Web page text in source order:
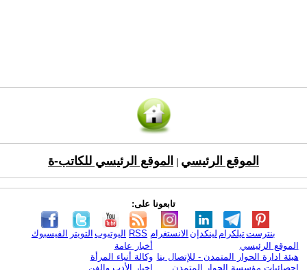
الموقع الرئيسي الموقع الرئيسي للكاتب-ة
تابعونا على:
الفيسبوك التويتر اليوتيوب RSS الانستغرام لينكدإن تيلكرامبنترست
الموقع الرئيسي
هيئة ادارة الحوار المتمدن - للإتصال بنا
إحصائيات مؤسسة الحوار المتمدن
أخبار عامة
وكالة أنباء المرأة
اخبار الأدب والفن